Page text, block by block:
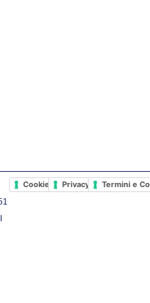
Cookie PolicyPrivacy PolicyTermini e